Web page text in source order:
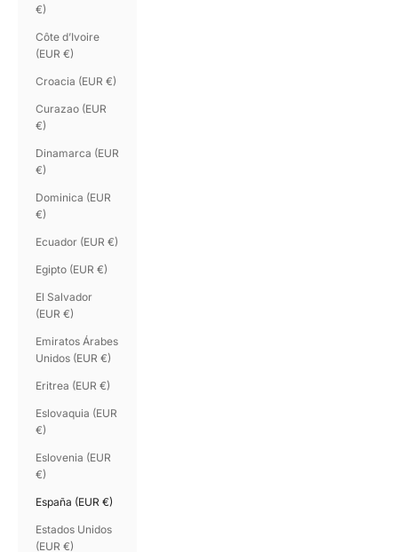
€)
Côte d’Ivoire
(EUR €)
Croacia (EUR €)
Curazao (EUR
€)
Dinamarca (EUR
€)
Dominica (EUR
€)
Ecuador (EUR €)
Egipto (EUR €)
El Salvador
(EUR €)
Emiratos Árabes
Unidos (EUR €)
Eritrea (EUR €)
Eslovaquia (EUR
€)
Eslovenia (EUR
€)
España (EUR €)
Estados Unidos
(EUR €)